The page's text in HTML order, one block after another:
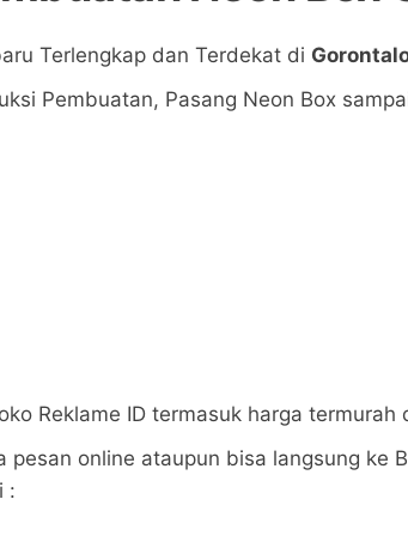
Terlengkap dan Terdekat di
Pembuatan, Pasang Neon Box
Reklame ID termasuk harga
pesan online ataupun bisa langsung ke
: